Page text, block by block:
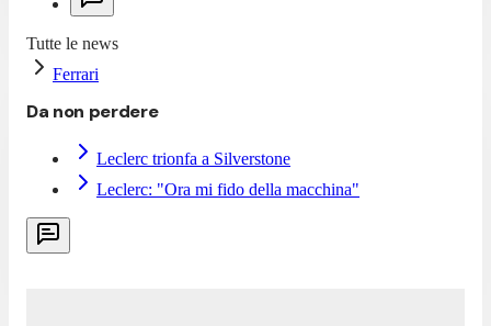
Tutte le news
Ferrari
Da non perdere
Leclerc trionfa a Silverstone
Leclerc: "Ora mi fido della macchina"